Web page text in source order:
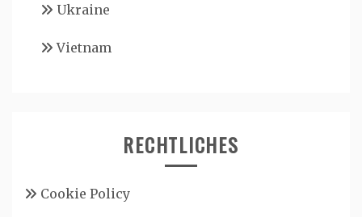
Ukraine
Vietnam
RECHTLICHES
Cookie Policy